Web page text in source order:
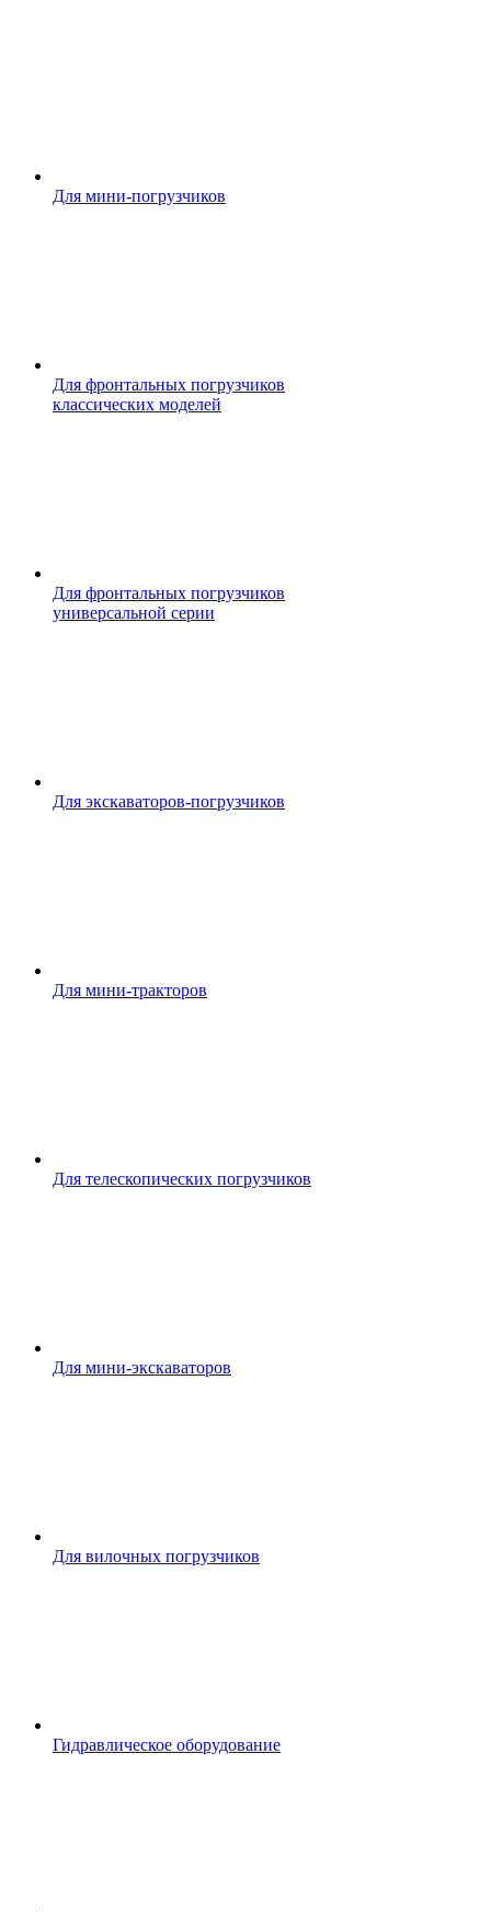
Для мини-погрузчиков
Для фронтальных погрузчиков
классических моделей
Для фронтальных погрузчиков
универсальной серии
Для экскаваторов-погрузчиков
Для мини-тракторов
Для телескопических погрузчиков
Для мини-экскаваторов
Для вилочных погрузчиков
Гидравлическое оборудование